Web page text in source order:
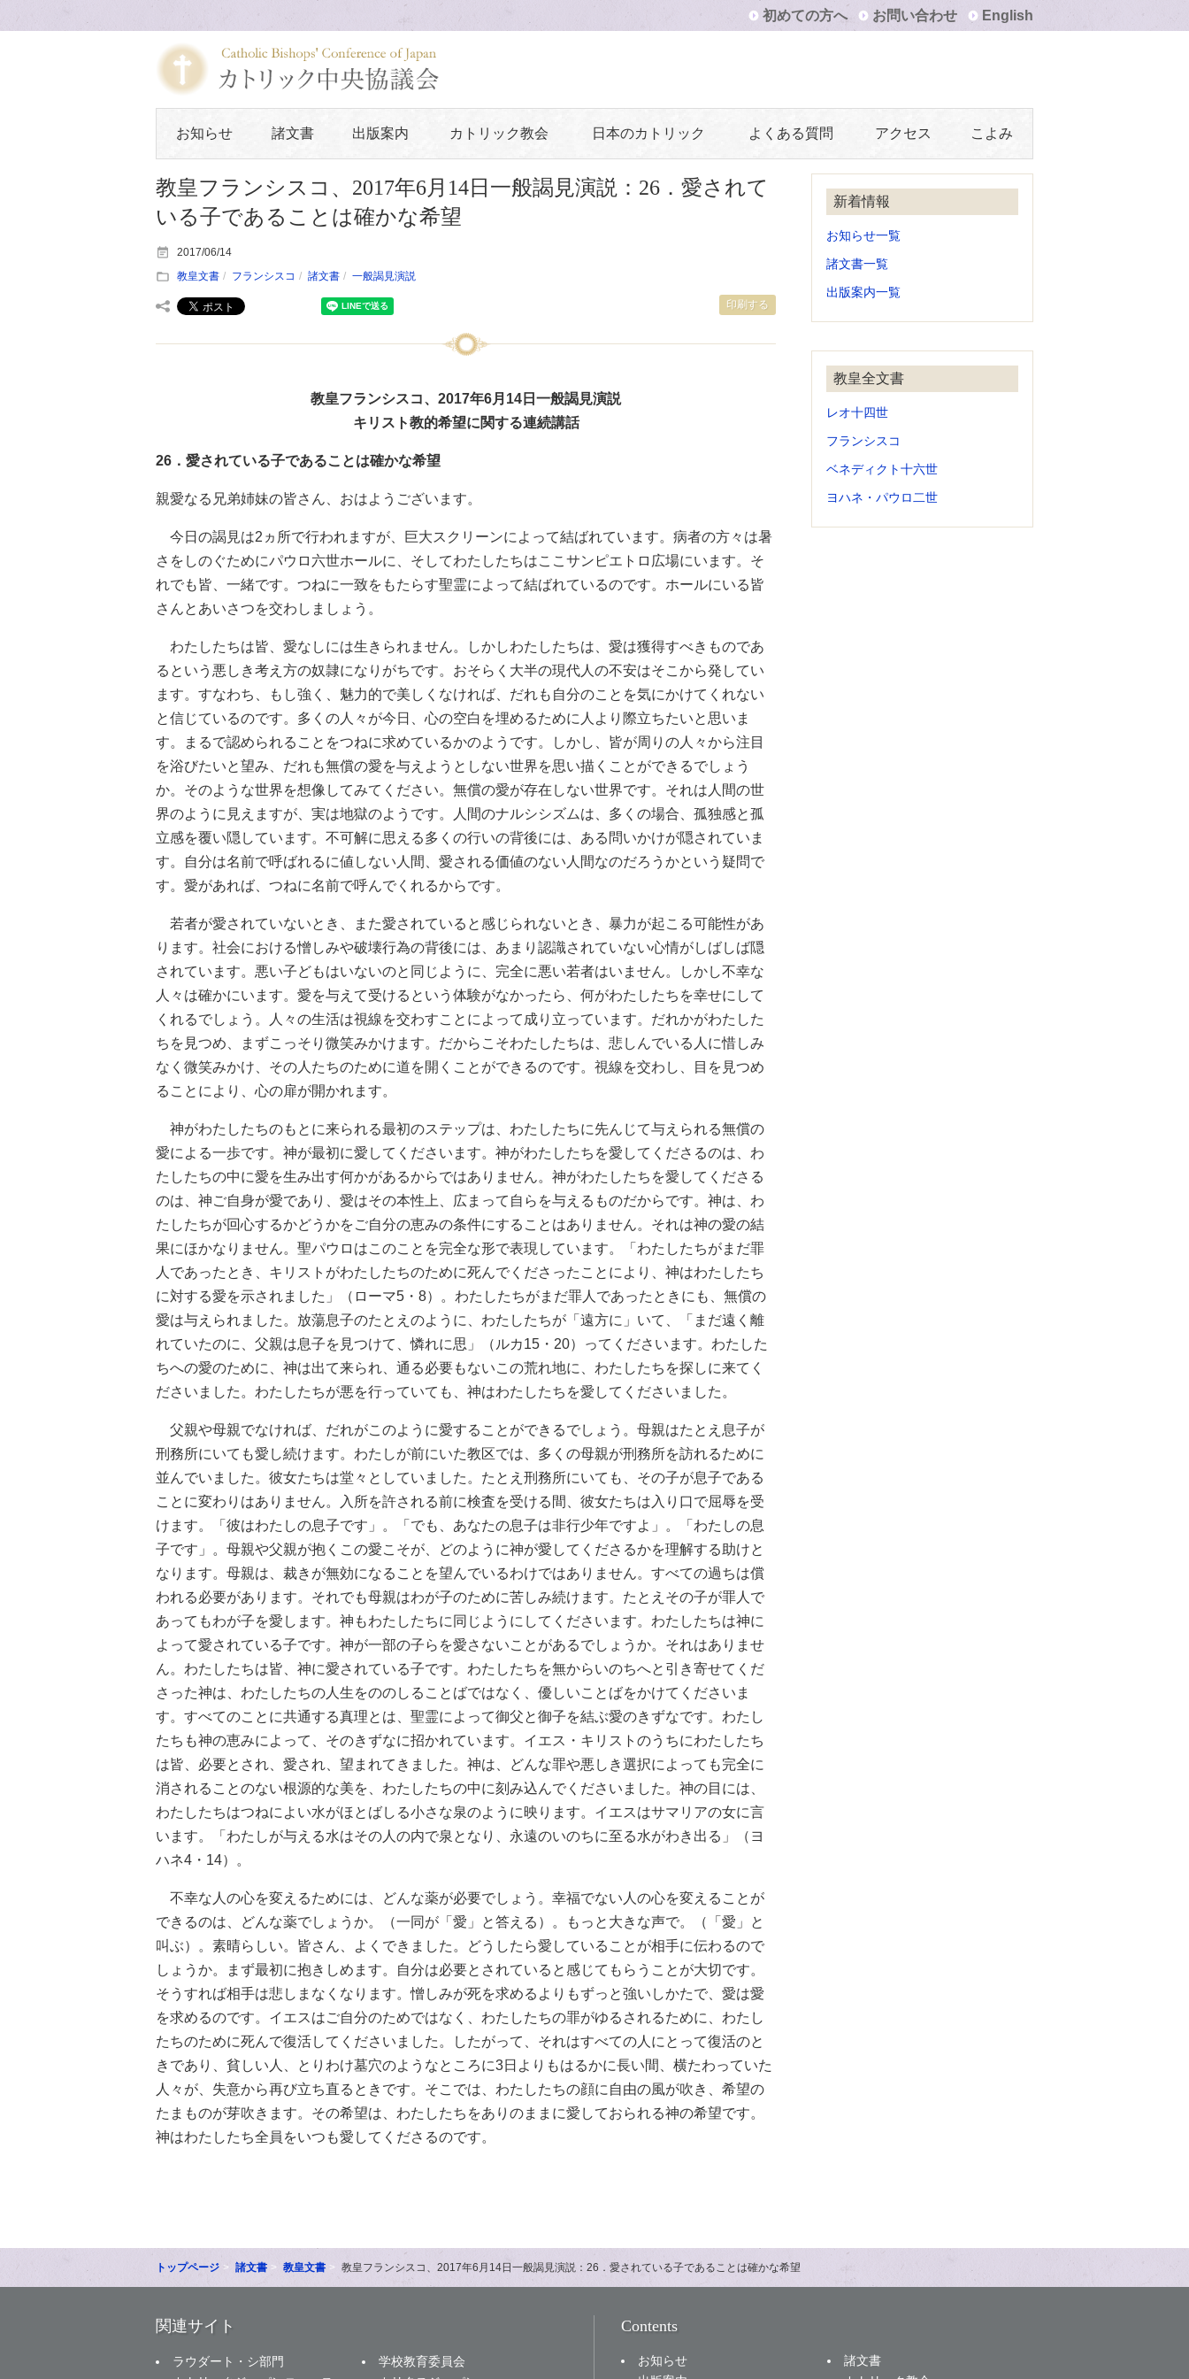
初めての方へ お問い合わせ English
お知らせ 諸文書 出版案内 カトリック教会 日本のカトリック よくある質問 アクセス こよみ
教皇フランシスコ、2017年6月14日一般謁見演説：26．愛されて
いる子であることは確かな希望
印刷する
2017/06/14
教皇文書
フランシスコ 諸文書 一般謁見演説
教皇フランシスコ、2017年6月14日一般謁見演説
キリスト教的希望に関する連続講話
26．愛されている子であることは確かな希望
親愛なる兄弟姉妹の皆さん、おはようございます。
今日の謁見は2ヵ所で行われますが、巨大スクリーンによって結ばれています。病者の方々は暑
さをしのぐためにパウロ六世ホールに、そしてわたしたちはここサンピエトロ広場にいます。そ
れでも皆、一緒です。つねに一致をもたらす聖霊によって結ばれているのです。ホールにいる皆
さんとあいさつを交わしましょう。
わたしたちは皆、愛なしには生きられません。しかしわたしたちは、愛は獲得すべきものであ
るという悪しき考え方の奴隷になりがちです。おそらく大半の現代人の不安はそこから発してい
ます。すなわち、もし強く、魅力的で美しくなければ、だれも自分のことを気にかけてくれない
と信じているのです。多くの人々が今日、心の空白を埋めるために人より際立ちたいと思いま
す。まるで認められることをつねに求めているかのようです。しかし、皆が周りの人々から注目
を浴びたいと望み、だれも無償の愛を与えようとしない世界を思い描くことができるでしょう
か。そのような世界を想像してみてください。無償の愛が存在しない世界です。それは人間の世
界のように見えますが、実は地獄のようです。人間のナルシシズムは、多くの場合、孤独感と孤
立感を覆い隠しています。不可解に思える多くの行いの背後には、ある問いかけが隠されていま
す。自分は名前で呼ばれるに値しない人間、愛される価値のない人間なのだろうかという疑問で
す。愛があれば、つねに名前で呼んでくれるからです。
若者が愛されていないとき、また愛されていると感じられないとき、暴力が起こる可能性があ
ります。社会における憎しみや破壊行為の背後には、あまり認識されていない心情がしばしば隠
されています。悪い子どもはいないのと同じように、完全に悪い若者はいません。しかし不幸な
人々は確かにいます。愛を与えて受けるという体験がなかったら、何がわたしたちを幸せにして
くれるでしょう。人々の生活は視線を交わすことによって成り立っています。だれかがわたした
ちを見つめ、まずこっそり微笑みかけます。だからこそわたしたちは、悲しんでいる人に惜しみ
なく微笑みかけ、その人たちのために道を開くことができるのです。視線を交わし、目を見つめ
ることにより、心の扉が開かれます。
神がわたしたちのもとに来られる最初のステップは、わたしたちに先んじて与えられる無償の
愛による一歩です。神が最初に愛してくださいます。神がわたしたちを愛してくださるのは、わ
たしたちの中に愛を生み出す何かがあるからではありません。神がわたしたちを愛してくださる
のは、神ご自身が愛であり、愛はその本性上、広まって自らを与えるものだからです。神は、わ
たしたちが回心するかどうかをご自分の恵みの条件にすることはありません。それは神の愛の結
果にほかなりません。聖パウロはこのことを完全な形で表現しています。「わたしたちがまだ罪
人であったとき、キリストがわたしたちのために死んでくださったことにより、神はわたしたち
に対する愛を示されました」（ローマ5・8）。わたしたちがまだ罪人であったときにも、無償の
愛は与えられました。放蕩息子のたとえのように、わたしたちが「遠方に」いて、「まだ遠く離
れていたのに、父親は息子を見つけて、憐れに思」（ルカ15・20）ってくださいます。わたした
ちへの愛のために、神は出て来られ、通る必要もないこの荒れ地に、わたしたちを探しに来てく
ださいました。わたしたちが悪を行っていても、神はわたしたちを愛してくださいました。
父親や母親でなければ、だれがこのように愛することができるでしょう。母親はたとえ息子が
刑務所にいても愛し続けます。わたしが前にいた教区では、多くの母親が刑務所を訪れるために
並んでいました。彼女たちは堂々としていました。たとえ刑務所にいても、その子が息子である
ことに変わりはありません。入所を許される前に検査を受ける間、彼女たちは入り口で屈辱を受
けます。「彼はわたしの息子です」。「でも、あなたの息子は非行少年ですよ」。「わたしの息
子です」。母親や父親が抱くこの愛こそが、どのように神が愛してくださるかを理解する助けと
なります。母親は、裁きが無効になることを望んでいるわけではありません。すべての過ちは償
われる必要があります。それでも母親はわが子のために苦しみ続けます。たとえその子が罪人で
あってもわが子を愛します。神もわたしたちに同じようにしてくださいます。わたしたちは神に
よって愛されている子です。神が一部の子らを愛さないことがあるでしょうか。それはありませ
ん。わたしたちは皆、神に愛されている子です。わたしたちを無からいのちへと引き寄せてくだ
さった神は、わたしたちの人生をののしることばではなく、優しいことばをかけてくださいま
す。すべてのことに共通する真理とは、聖霊によって御父と御子を結ぶ愛のきずなです。わたし
たちも神の恵みによって、そのきずなに招かれています。イエス・キリストのうちにわたしたち
は皆、必要とされ、愛され、望まれてきました。神は、どんな罪や悪しき選択によっても完全に
消されることのない根源的な美を、わたしたちの中に刻み込んでくださいました。神の目には、
わたしたちはつねによい水がほとばしる小さな泉のように映ります。イエスはサマリアの女に言
います。「わたしが与える水はその人の内で泉となり、永遠のいのちに至る水がわき出る」（ヨ
ハネ4・14）。
不幸な人の心を変えるためには、どんな薬が必要でしょう。幸福でない人の心を変えることが
できるのは、どんな薬でしょうか。（一同が「愛」と答える）。もっと大きな声で。（「愛」と
叫ぶ）。素晴らしい。皆さん、よくできました。どうしたら愛していることが相手に伝わるので
しょうか。まず最初に抱きしめます。自分は必要とされていると感じてもらうことが大切です。
そうすれば相手は悲しまなくなります。憎しみが死を求めるよりもずっと強いしかたで、愛は愛
を求めるのです。イエスはご自分のためではなく、わたしたちの罪がゆるされるために、わたし
たちのために死んで復活してくださいました。したがって、それはすべての人にとって復活のと
きであり、貧しい人、とりわけ墓穴のようなところに3日よりもはるかに長い間、横たわっていた
人々が、失意から再び立ち直るときです。そこでは、わたしたちの顔に自由の風が吹き、希望の
たまものが芽吹きます。その希望は、わたしたちをありのままに愛しておられる神の希望です。
神はわたしたち全員をいつも愛してくださるのです。
新着情報
お知らせ一覧
諸文書一覧
出版案内一覧
教皇全文書
レオ十四世
フランシスコ
ベネディクト十六世
ヨハネ・パウロ二世
トップページ 諸文書 教皇文書 教皇フランシスコ、2017年6月14日一般謁見演説：26．愛されている子であることは確かな希望
関連サイト
ラウダート・シ部門
学校教育委員会
Contents
お知らせ
諸文書